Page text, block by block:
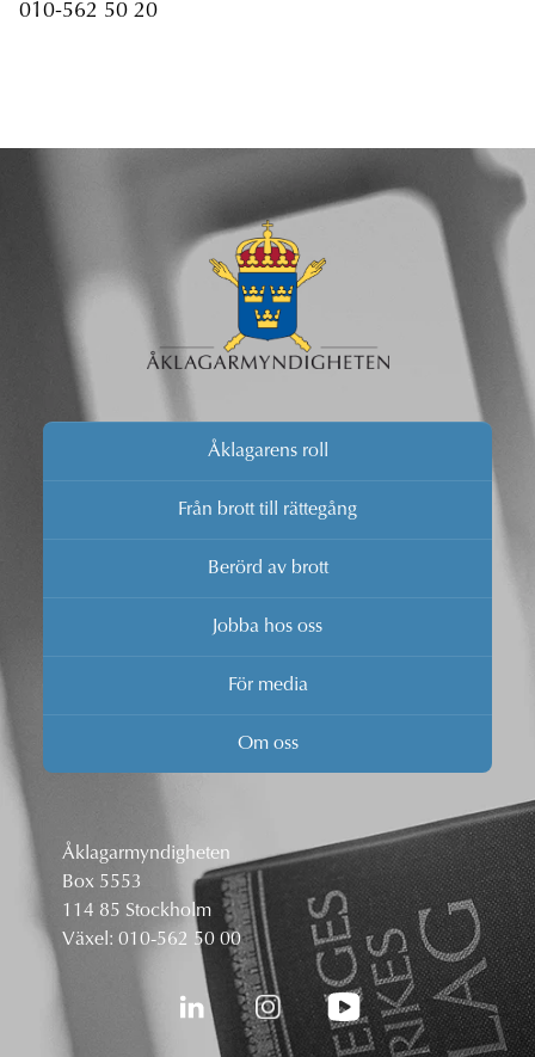
010-562 50 20
Åklagarens roll
Från brott till rättegång
Berörd av brott
Jobba hos oss
För media
Om oss
Åklagarmyndigheten
Box 5553
114 85 Stockholm
Växel: 010-562 50 00